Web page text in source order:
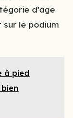
d’âge
le podium
à pied